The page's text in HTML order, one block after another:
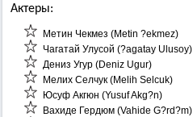
Актеры:
Метин Чекмез (Metin ?ekmez)
Чагатай Улусой (?agatay Ulusoy)
Дениз Угур (Deniz Ugur)
Мелих Селчук (Melih Selcuk)
Юсуф Акгюн (Yusuf Akg?n)
Вахиде Гердюм (Vahide G?rd?m)